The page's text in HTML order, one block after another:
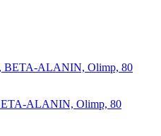
ALANIN, Olimp, 80